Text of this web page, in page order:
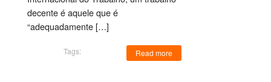
decente é aquele que é
“adequadamente […]
Read more
Tags: